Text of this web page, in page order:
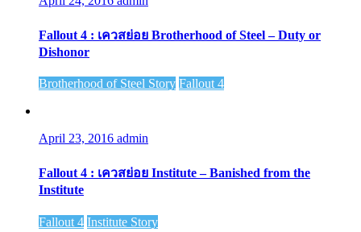
Fallout 4 : เควสย่อย Brotherhood of Steel – Duty or
Dishonor
Brotherhood of Steel Story Fallout 4
April 23, 2016 admin
Fallout 4 : เควสย่อย Institute – Banished from the
Institute
Fallout 4 Institute Story